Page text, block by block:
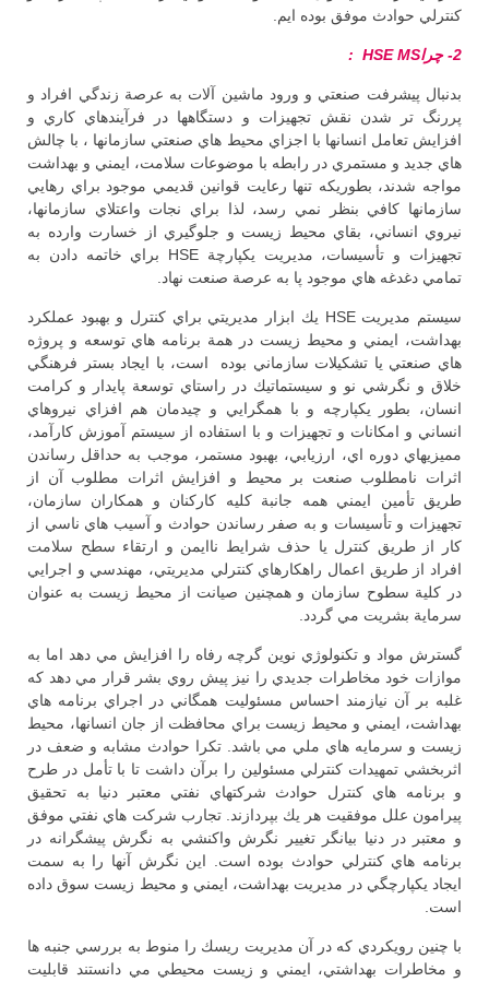
كنترلي حوادث موفق بوده ايم.
2- چراHSE MS
:
بدنبال پيشرفت صنعتي و ورود ماشين آلات به عرصة زندگي افراد و
پررنگ تر شدن نقش تجهيزات و دستگاهها در فرآيندهاي كاري و
افزايش تعامل انسانها با اجزاي محيط هاي صنعتي سازمانها ، با چالش
هاي جديد و مستمري در رابطه با موضوعات سلامت، ايمني و بهداشت
مواجه شدند، بطوريكه تنها رعايت قوانين قديمي موجود براي رهايي
سازمانها كافي بنظر نمي رسد، لذا براي نجات واعتلاي سازمانها،
نيروي انساني، بقاي محيط زيست و جلوگيري از خسارت وارده به
تجهيزات و تأسيسات، مديريت يكپارچة HSE براي خاتمه دادن به
تمامي دغدغه هاي موجود پا به عرصة صنعت نهاد.
سيستم مديريت HSE يك ابزار مديريتي براي كنترل و بهبود عملكرد
بهداشت، ايمني و محيط زيست در همة برنامه هاي توسعه و پروژه
هاي صنعتي يا تشكيلات سازماني بوده است، با ايجاد بستر فرهنگي
خلاق و نگرشي نو و سيستماتيك در راستاي توسعة پايدار و كرامت
انسان، بطور يكپارچه و با همگرايي و چيدمان هم افزاي نيروهاي
انساني و امكانات و تجهيزات و با استفاده از سيستم آموزش كارآمد،
مميزيهاي دوره اي، ارزيابي، بهبود مستمر، موجب به حداقل رساندن
اثرات نامطلوب صنعت بر محيط و افزايش اثرات مطلوب آن از
طريق تأمين ايمني همه جانبة كليه كاركنان و همكاران سازمان،
تجهيزات و تأسيسات و به صفر رساندن حوادث و آسيب هاي ناسي از
كار از طريق كنترل يا حذف شرايط ناايمن و ارتقاء سطح سلامت
افراد از طريق اعمال راهكارهاي كنترلي مديريتي، مهندسي و اجرايي
در كلية سطوح سازمان و همچنين صيانت از محيط زيست به عنوان
سرماية بشريت مي گردد.
گسترش مواد و تكنولوژي نوين گرچه رفاه را افزايش مي دهد اما به
موازات خود مخاطرات جديدي را نيز پيش روي بشر قرار مي دهد كه
غلبه بر آن نيازمند احساس مسئوليت همگاني در اجراي برنامه هاي
بهداشت، ايمني و محيط زيست براي محافظت از جان انسانها، محيط
زيست و سرمايه هاي ملي مي باشد. تكرا حوادث مشابه و ضعف در
اثربخشي تمهيدات كنترلي مسئولين را برآن داشت تا با تأمل در طرح
و برنامه هاي كنترل حوادث شركتهاي نفتي معتبر دنيا به تحقيق
پيرامون علل موفقيت هر يك بپردازند. تجارب شركت هاي نفتي موفق
و معتبر در دنيا بيانگر تغيير نگرش واكنشي به نگرش پيشگرانه در
برنامه هاي كنترلي حوادث بوده است. اين نگرش آنها را به سمت
ايجاد يكپارچگي در مديريت بهداشت، ايمني و محيط زيست سوق داده
است.
با چنين رويكردي كه در آن مديريت ريسك را منوط به بررسي جنبه ها
و مخاطرات بهداشتي، ايمني و زيست محيطي مي دانستند قابليت